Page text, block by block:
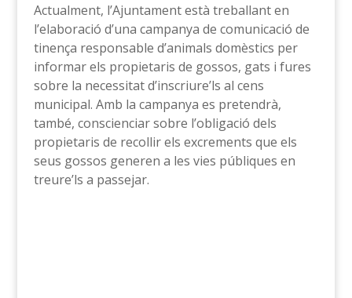
Actualment, l’Ajuntament està treballant en
l’elaboració d’una campanya de comunicació de
tinença responsable d’animals domèstics per
informar els propietaris de gossos, gats i fures
sobre la necessitat d’inscriure’ls al cens
municipal. Amb la campanya es pretendrà,
també, conscienciar sobre l’obligació dels
propietaris de recollir els excrements que els
seus gossos generen a les vies públiques en
treure’ls a passejar.